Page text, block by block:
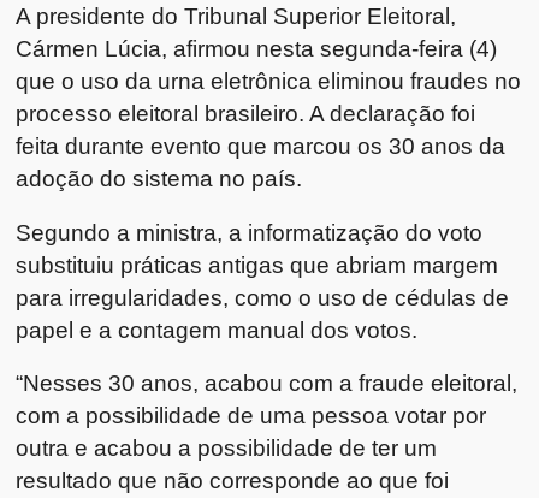
A presidente doTribunal Superior Eleitoral,
Cármen Lúcia, afirmou nesta segunda-feira (4)
que o uso da urna eletrônica eliminou fraudes no
processo eleitoral brasileiro. A declaração foi
feita durante evento que marcou os 30 anos da
adoção do sistema no país.
Segundo a ministra, a informatização do voto
substituiu práticas antigas que abriam margem
para irregularidades, como o uso de cédulas de
papel e a contagem manual dos votos.
“Nesses 30 anos, acabou com a fraude eleitoral,
com a possibilidade de uma pessoa votar por
outra e acabou a possibilidade de ter um
resultado que não corresponde ao que foi